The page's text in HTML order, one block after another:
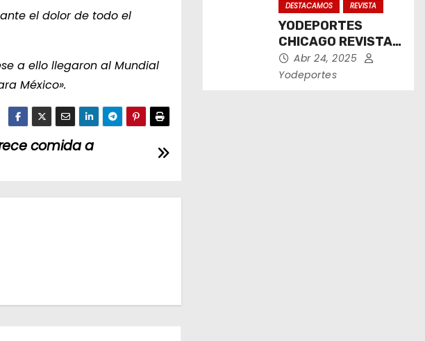
el dolor de todo el
a ello llegaron al Mundial
México».
comida a
DESTACAMOS REVISTA
YODEPORTES
CHICAGO REVISTA
IMPRESA ABRIL
2025
Abr 24, 2025
Yodeportes